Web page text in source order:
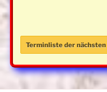
Terminliste der nächsten
Datum